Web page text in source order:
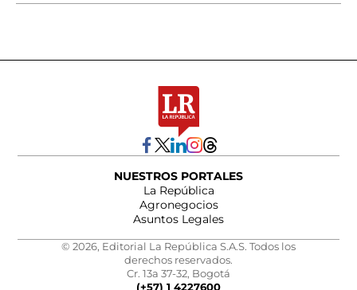
NUESTROS PORTALES
La República
Agronegocios
Asuntos Legales
© 2026, Editorial La República S.A.S. Todos los
derechos reservados.
Cr. 13a 37-32, Bogotá
(+57) 1 4227600